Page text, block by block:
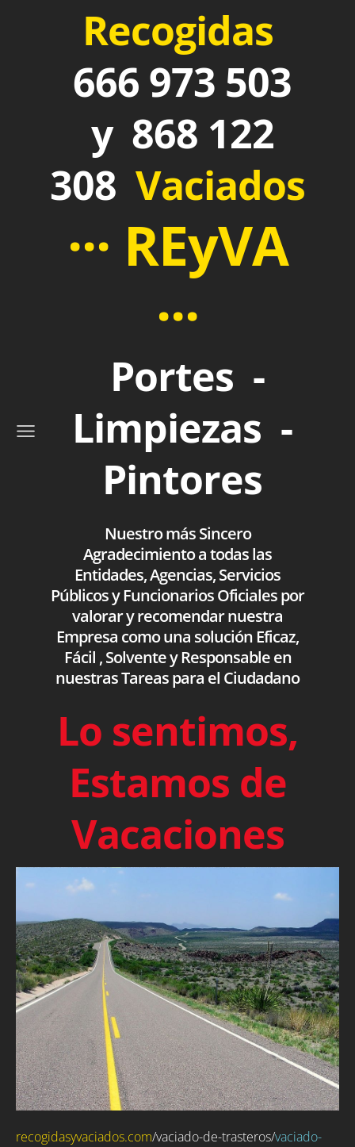
Recogidas
666 973 503
y 868 122
308 Vaciados
··· REyVA
···
Portes -
Limpiezas -
Pintores
Nuestro más Sincero
Agradecimiento a todas las
Entidades, Agencias, Servicios
Públicos y Funcionarios Oficiales por
valorar y recomendar nuestra
Empresa como una solución Eficaz,
Fácil , Solvente y Responsable en
nuestras Tareas para el Ciudadano
Lo sentimos,
Estamos de
Vacaciones
recogidasyvaciados.com/vaciado-de-trasteros/vaciado-